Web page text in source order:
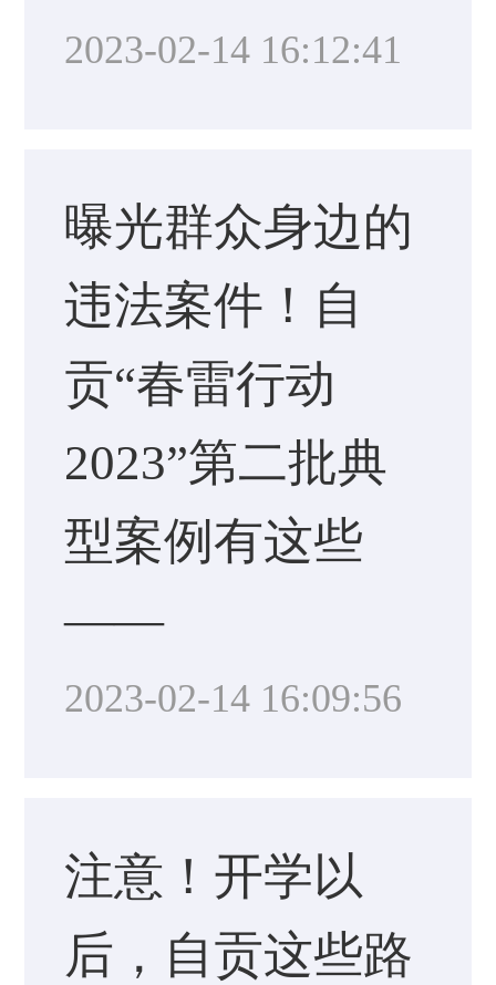
2023-02-14 16:12:41
曝光群众身边的
违法案件！自
贡“春雷行动
2023”第二批典
型案例有这些
——
2023-02-14 16:09:56
注意！开学以
后，自贡这些路